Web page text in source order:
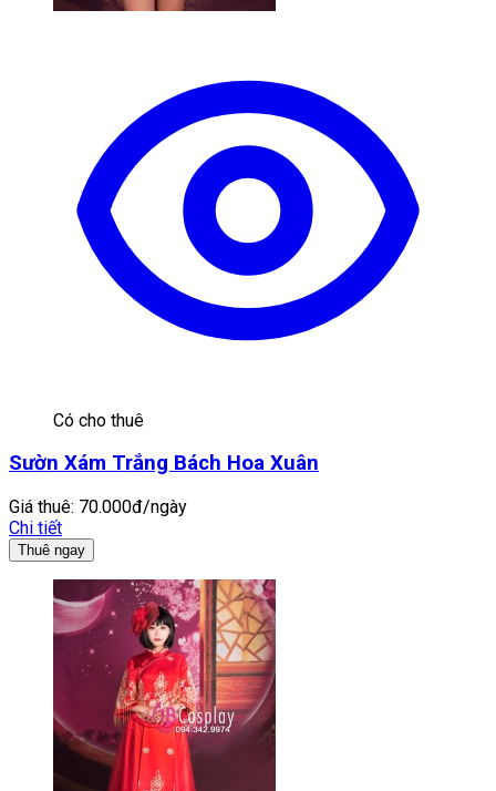
Có cho thuê
Sườn Xám Trắng Bách Hoa Xuân
Giá thuê: 70.000đ/ngày
Chi tiết
Thuê ngay